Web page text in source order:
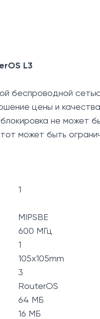
L3
беспроводной
цены и
не может
может быть
1
MIPSBE
600 МГц
1
105x105mm
3
RouterOS
64 МБ
16 МБ